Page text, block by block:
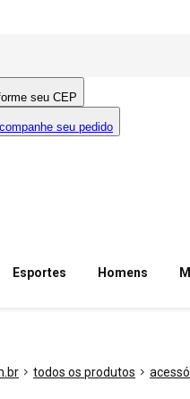
seu CEP
seu pedido
Esportes Homens
todos os produtos